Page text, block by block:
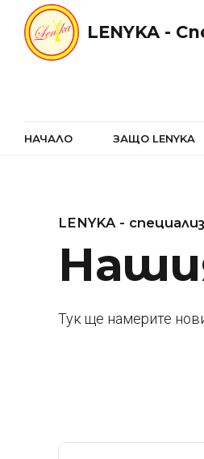
LENYKA -
НАЧАЛО ЗАЩО LENYKA
LENYKA -
Тук ще намерите